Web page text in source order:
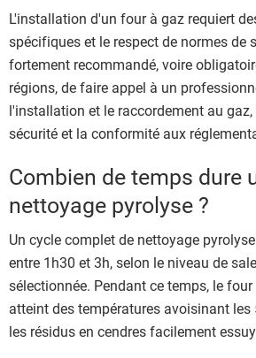
L'installation d'un four à gaz requiert
spécifiques et le respect de normes de
fortement recommandé, voire
régions, de faire appel à un
l'installation et le raccordement au
sécurité et la conformité aux
Combien de temps dure
nettoyage pyrolyse ?
Un cycle complet de nettoyage
entre 1h30 et 3h, selon le niveau de
sélectionnée. Pendant ce temps, le
atteint des températures avoisinant les
les résidus en cendres facilement